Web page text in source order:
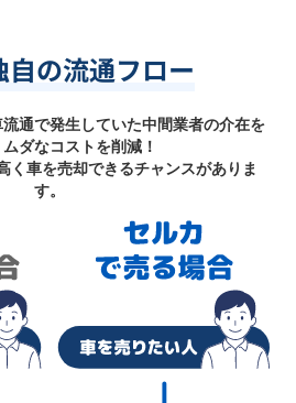
自の流通フロー
通で発生していた中間業者の介在を
ダなコストを削減！
く車を売却できるチャンスがありま
す。